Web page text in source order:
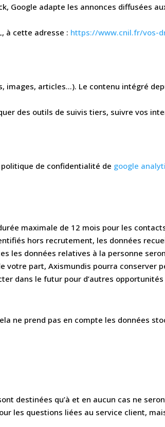
Google adapte les annonces diffusées
à cette adresse : https://www.cnil.fr/vos-
articles…). Le contenu intégré
des outils de suivis tiers, suivre vos
de confidentialité de google
maximale de 12 mois pour les
hors recrutement, les données
les données relatives à la personne
part, Axismundis pourra conserver
dans le futur pour d’autres
ne prend pas en compte les données
destinées qu’à et en aucun cas ne
les questions liées au service client,